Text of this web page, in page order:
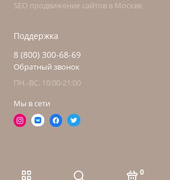
0
SEO продвижение сайтов в Москве
Поддержка
8 (800) 300-68-69
Обратный звонок
ПН.-ВС. 10:00-21:00
Мы в сети